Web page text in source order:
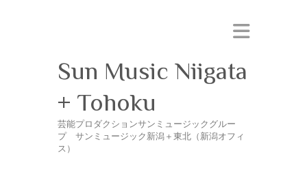
Sun Music Niigata
+ Tohoku
芸能プロダクションサンミュージックグルー
プ サンミュージック新潟＋東北（新潟オフィ
ス）